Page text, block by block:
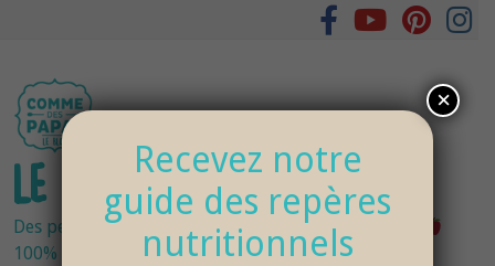
LE BLOG DES PAPAS
Des petits pots bébés fraîchement cuisinés
100% bio et de saison… et cela change tout !
Recevez notre
guide des repères
nutritionnels
×